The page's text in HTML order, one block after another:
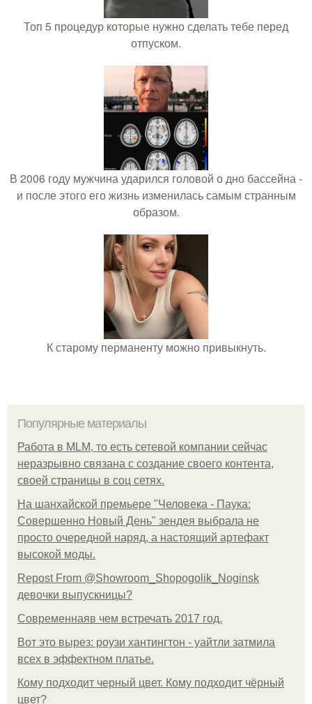
Топ 5 процедур которые нужно сделать тебе перед
отпуском.
В 2006 году мужчина ударился головой о дно бассейна -
и после этого его жизнь изменилась самым странным
образом.
К старому перманенту можно привыкнуть.
Популярные материалы
Работа в MLM, то есть сетевой компании сейчас
неразрывно связана с создание своего контента,
своей страницы в соц сетях.
На шанхайской премьере "Человека - Паука:
Совершенно Новый День" зендея выбрала не
просто очередной наряд, а настоящий артефакт
высокой моды.
Repost From @Showroom_Shopogolik_Noginsk
девочки выпускницы?
Современнаяв чем встречать 2017 год.
Вот это вырез: роузи хантингтон - уайтли затмила
всех в эффектном платьe.
Кому подходит черный цвет. Кому подходит чёрный
цвет?